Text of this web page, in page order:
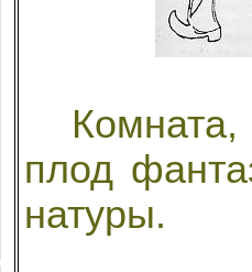
Комната,
плод
натуры.